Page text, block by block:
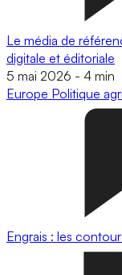
Le média de
digitale et éditoriale
5 mai 2026 - 4 min
Europe Politique
Engrais : les